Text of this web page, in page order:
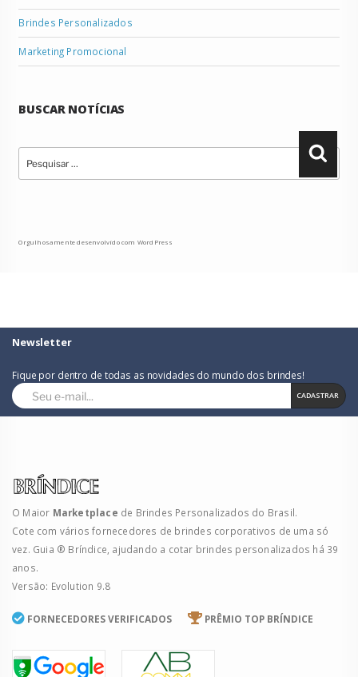
Brindes Personalizados
Marketing Promocional
BUSCAR NOTÍCIAS
por:
Orgulhosamente desenvolvido com WordPress
Newsletter
Fique por dentro de todas as novidades do mundo dos brindes!
CADASTRAR
O Maior Marketplace de Brindes Personalizados do Brasil.
Cote com vários fornecedores de brindes corporativos de uma só
vez. Guia ® Bríndice, ajudando a cotar brindes personalizados há 39
anos.
Versão: Evolution 9.8
FORNECEDORES VERIFICADOS PRÊMIO TOP BRÍNDICE